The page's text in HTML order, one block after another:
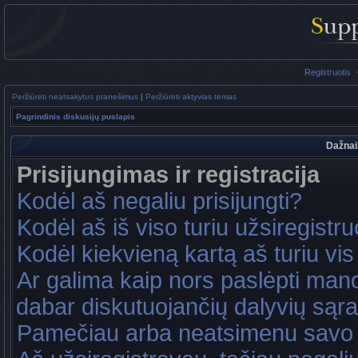
Registruotis
Peržiūrėti neatsakytus pranešimus | Peržiūrėti aktyvias temas
Pagrindinis diskusijų puslapis
Prisijungimas ir registracija
Kodėl aš negaliu prisijungti?
Kodėl aš iš viso turiu
Kodėl kiekvieną kartą aš turiu
Ar galima kaip nors paslėpti
dabar diskutuojančių dalyvių
Pamečiau arba neatsimenu